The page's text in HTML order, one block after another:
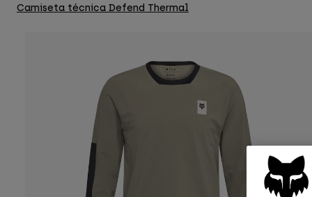
Camiseta técnica Defend Thermal